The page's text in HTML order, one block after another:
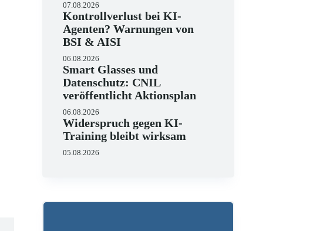
07.08.2026
Kontrollverlust bei KI-
Agenten? Warnungen von
BSI & AISI
06.08.2026
Smart Glasses und
Datenschutz: CNIL
veröffentlicht Aktionsplan
06.08.2026
Widerspruch gegen KI-
Training bleibt wirksam
05.08.2026